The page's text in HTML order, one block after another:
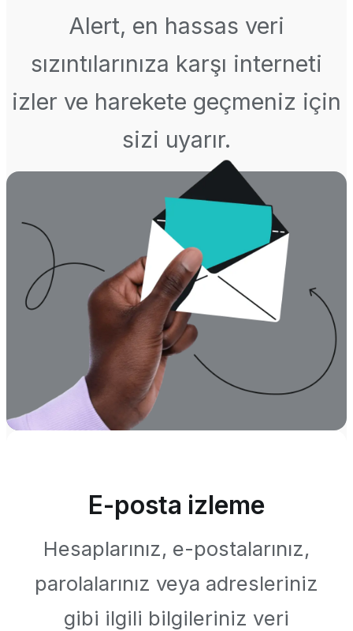
Alert, en hassas veri
sızıntılarınıza karşı interneti
izler ve harekete geçmeniz için
sizi uyarır.
E-posta izleme
Hesaplarınız, e-postalarınız,
parolalarınız veya adresleriniz
gibi ilgili bilgileriniz veri